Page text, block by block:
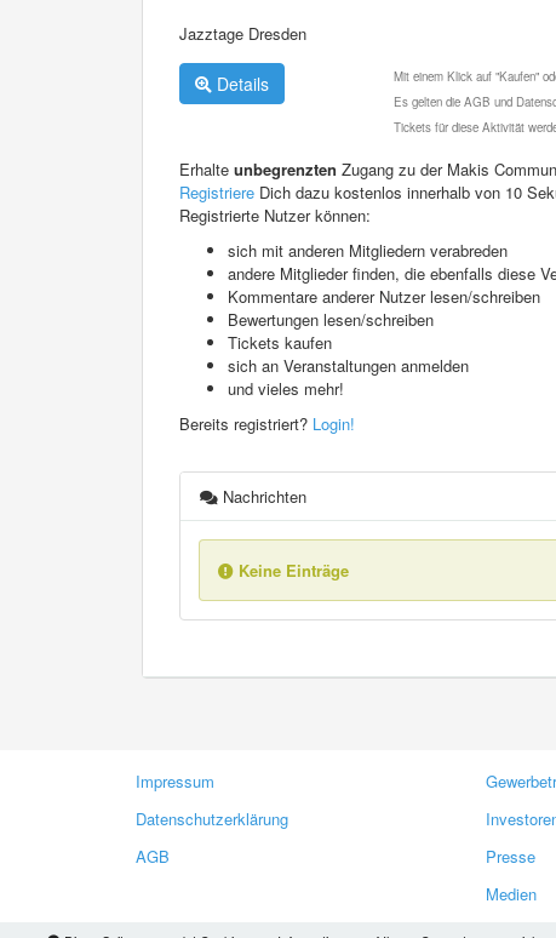
Jazztage Dresden
Details
Mit einem Klick auf "Kaufen"
Es gelten die AGB und
Tickets für diese Aktivität
Erhalte unbegrenzten Zugang zu der Makis
Registriere Dich dazu kostenlos innerhalb von 10
Registrierte Nutzer können:
sich mit anderen Mitgliedern verabreden
andere Mitglieder finden, die ebenfalls diese
Kommentare anderer Nutzer lesen/schreiben
Bewertungen lesen/schreiben
Tickets kaufen
sich an Veranstaltungen anmelden
und vieles mehr!
Bereits registriert? Login!
Nachrichten
Keine Einträge
Impressum
Datenschutzerklärung
AGB
Presse
Medien